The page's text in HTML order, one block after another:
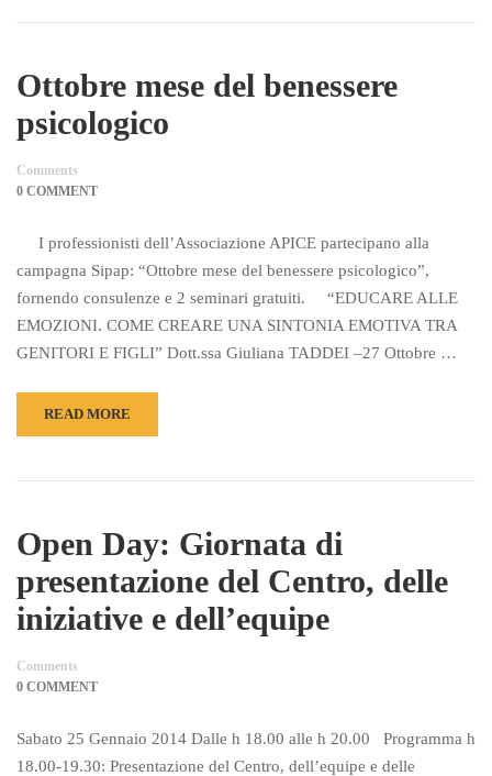
Ottobre mese del benessere
psicologico
Comments
0 COMMENT
I professionisti dell’Associazione APICE partecipano alla
campagna Sipap: “Ottobre mese del benessere psicologico”,
fornendo consulenze e 2 seminari gratuiti. “EDUCARE ALLE
EMOZIONI. COME CREARE UNA SINTONIA EMOTIVA TRA
GENITORI E FIGLI” Dott.ssa Giuliana TADDEI –27 Ottobre …
READ MORE
Open Day: Giornata di
presentazione del Centro, delle
iniziative e dell’equipe
Comments
0 COMMENT
Sabato 25 Gennaio 2014 Dalle h 18.00 alle h 20.00 Programma h
18.00-19.30: Presentazione del Centro, dell’equipe e delle